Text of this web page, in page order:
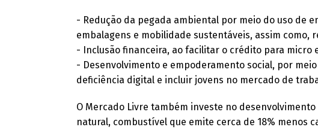
- Redução da pegada ambiental por meio do uso de
embalagens e mobilidade sustentáveis, assim como,
- Inclusão financeira, ao facilitar o crédito para micro
- Desenvolvimento e empoderamento social, por
deficiência digital e incluir jovens no mercado de
O Mercado Livre também investe no
natural, combustível que emite cerca de 18% menos